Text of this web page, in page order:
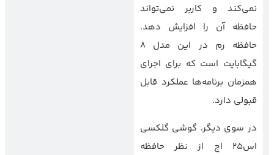
نمی‌کند و کاربر نمی‌تواند
حافظه آن را افزایش دهد.
حافظه رم در این مدل 8
گیگابایت است که برای اجرای
همزمان برنامه‌ها عملکرد قابل
قبولی دارد.
در سوی دیگر، گوشی گلکسی
اس25 اج از نظر حافظه